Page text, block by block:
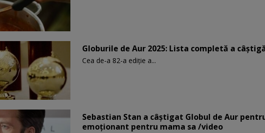
Globurile de Aur 2025: Lista completă a
Cea de-a 82-a ediție a...
Sebastian Stan a câștigat Globul de Aur
emoționant pentru mama sa /video